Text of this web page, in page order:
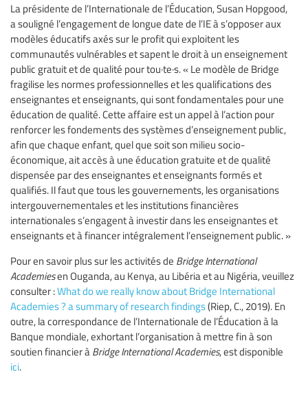
La présidente de l’Internationale de l’Éducation, Susan Hopgood,
a souligné l’engagement de longue date de l’IE à s’opposer aux
modèles éducatifs axés sur le profit qui exploitent les
communautés vulnérables et sapent le droit à un enseignement
public gratuit et de qualité pour tou·te·s. « Le modèle de Bridge
fragilise les normes professionnelles et les qualifications des
enseignantes et enseignants, qui sont fondamentales pour une
éducation de qualité. Cette affaire est un appel à l’action pour
renforcer les fondements des systèmes d’enseignement public,
afin que chaque enfant, quel que soit son milieu socio-
économique, ait accès à une éducation gratuite et de qualité
dispensée par des enseignantes et enseignants formés et
qualifiés. Il faut que tous les gouvernements, les organisations
intergouvernementales et les institutions financières
internationales s’engagent à investir dans les enseignantes et
enseignants et à financer intégralement l’enseignement public. »
Pour en savoir plus sur les activités de Bridge International
Academiesen Ouganda, au Kenya, au Libéria et au Nigéria, veuillez
consulter :What do we really know about Bridge International
Academies ? a summary of research findings(Riep, C., 2019). En
outre, la correspondance de l’Internationale de l’Éducation à la
Banque mondiale, exhortant l’organisation à mettre fin à son
soutien financier à Bridge International Academies, est disponible
ici.